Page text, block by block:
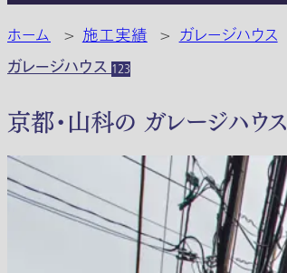
ホーム > 施工実績 > ガレージハウス
ガレージハウス123
京都・山科の ガレージハウス